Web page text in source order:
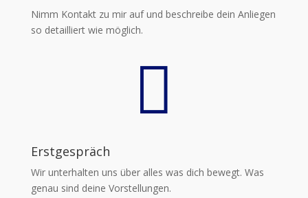
Nimm Kontakt zu mir auf und beschreibe dein Anliegen
so detailliert wie möglich.

Erstgespräch
Wir unterhalten uns über alles was dich bewegt. Was
genau sind deine Vorstellungen.